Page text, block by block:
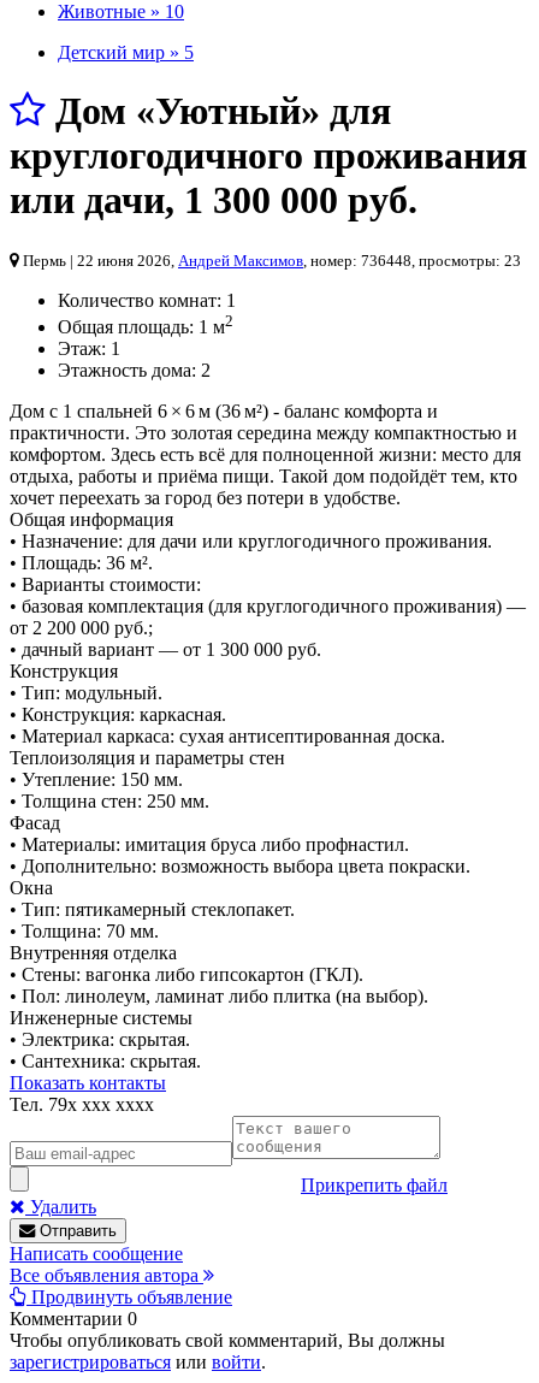
Животные » 10
Детский мир » 5
Дом «Уютный» для
круглогодичного проживания
или дачи, 1 300 000 руб.
Пермь | 22 июня 2026, Андрей Максимов , номер: 736448, просмотры: 23
Количество комнат: 1
Общая площадь: 1 м2
Этаж: 1
Этажность дома: 2
Дом с 1 спальней 6 × 6 м (36 м²) - баланс комфорта и
практичности. Это золотая середина между компактностью и
комфортом. Здесь есть всё для полноценной жизни: место для
отдыха, работы и приёма пищи. Такой дом подойдёт тем, кто
хочет переехать за город без потери в удобстве.
Общая информация
• Назначение: для дачи или круглогодичного проживания.
• Площадь: 36 м².
• Варианты стоимости:
• базовая комплектация (для круглогодичного проживания) —
от 2 200 000 руб.;
• дачный вариант — от 1 300 000 руб.
Конструкция
• Тип: модульный.
• Конструкция: каркасная.
• Материал каркаса: сухая антисептированная доска.
Теплоизоляция и параметры стен
• Утепление: 150 мм.
• Толщина стен: 250 мм.
Фасад
• Материалы: имитация бруса либо профнастил.
• Дополнительно: возможность выбора цвета покраски.
Окна
• Тип: пятикамерный стеклопакет.
• Толщина: 70 мм.
Внутренняя отделка
• Стены: вагонка либо гипсокартон (ГКЛ).
• Пол: линолеум, ламинат либо плитка (на выбор).
Инженерные системы
• Электрика: скрытая.
• Сантехника: скрытая.
Показать контакты
Тел. 79x xxx xxxx
Прикрепить файл
Удалить
Отправить
Написать сообщение
Все объявления автора
Продвинуть объявление
Комментарии 0
Чтобы опубликовать свой комментарий, Вы должны
зарегистрироваться или войти.